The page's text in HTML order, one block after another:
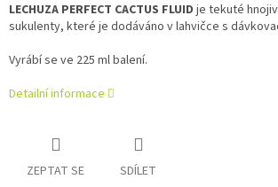
LECHUZA PERFECT CACTUS FLUID je tekuté
sukulenty, které je dodáváno v lahvičce s
Vyrábí se ve 225 ml balení.
Detailní informace
ZEPTAT SE SDÍLET